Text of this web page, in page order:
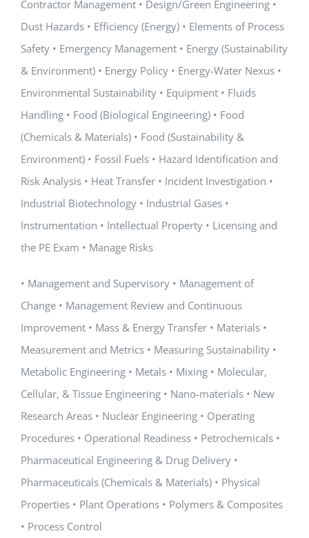
Contractor Management • Design/Green Engineering •
Dust Hazards • Efficiency (Energy) • Elements of Process
Safety • Emergency Management • Energy (Sustainability
& Environment) • Energy Policy • Energy-Water Nexus •
Environmental Sustainability • Equipment • Fluids
Handling • Food (Biological Engineering) • Food
(Chemicals & Materials) • Food (Sustainability &
Environment) • Fossil Fuels • Hazard Identification and
Risk Analysis • Heat Transfer • Incident Investigation •
Industrial Biotechnology • Industrial Gases •
Instrumentation • Intellectual Property • Licensing and
the PE Exam • Manage Risks
• Management and Supervisory • Management of
Change • Management Review and Continuous
Improvement • Mass & Energy Transfer • Materials •
Measurement and Metrics • Measuring Sustainability •
Metabolic Engineering • Metals • Mixing • Molecular,
Cellular, & Tissue Engineering • Nano-materials • New
Research Areas • Nuclear Engineering • Operating
Procedures • Operational Readiness • Petrochemicals •
Pharmaceutical Engineering & Drug Delivery •
Pharmaceuticals (Chemicals & Materials) • Physical
Properties • Plant Operations • Polymers & Composites
• Process Control